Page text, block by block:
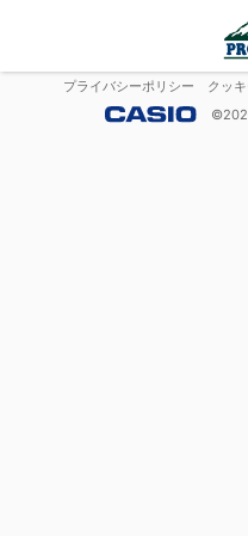
プライバシーポリシー クッ
©